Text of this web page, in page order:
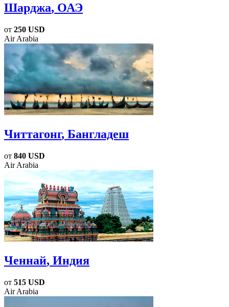
Шарджа, ОАЭ
от 250 USD
Air Arabia
Читтагонг, Бангладеш
от 840 USD
Air Arabia
Ченнай, Индия
от 515 USD
Air Arabia